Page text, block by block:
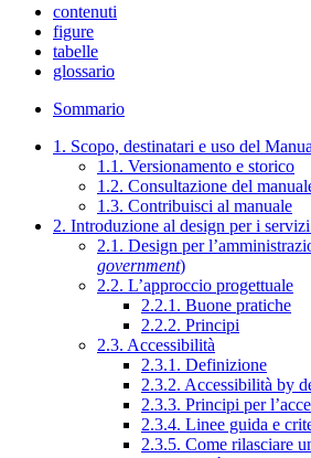
contenuti
figure
tabelle
glossario
Sommario
1. Scopo, destinatari e uso del
1.1. Versionamento e storico
1.2. Consultazione del
1.3. Contribuisci al manuale
2. Introduzione al design per i
2.1. Design per
government)
2.2. L’approccio progettuale
2.2.1. Buone pratiche
2.2.2. Principi
2.3. Accessibilità
2.3.1. Definizione
2.3.2. Accessibilità by
2.3.3. Principi per
2.3.4. Linee guida e
2.3.5. Come rilasciare